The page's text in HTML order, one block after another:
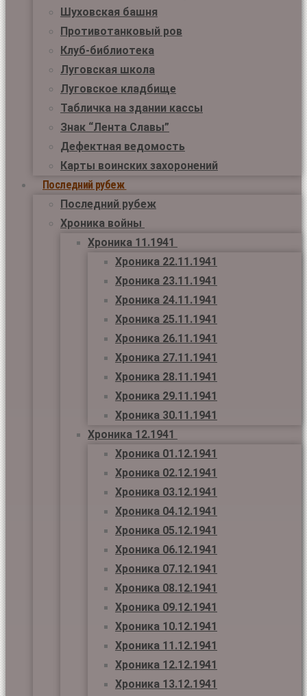
Шуховская башня
Противотанковый ров
Клуб-библиотека
Луговская школа
Луговское кладбище
Табличка на здании кассы
Знак “Лента Славы”
Дефектная ведомость
Карты воинских захоронений
Последний рубеж
Последний рубеж
Хроника войны
Хроника 11.1941
Хроника 22.11.1941
Хроника 23.11.1941
Хроника 24.11.1941
Хроника 25.11.1941
Хроника 26.11.1941
Хроника 27.11.1941
Хроника 28.11.1941
Хроника 29.11.1941
Хроника 30.11.1941
Хроника 12.1941
Хроника 01.12.1941
Хроника 02.12.1941
Хроника 03.12.1941
Хроника 04.12.1941
Хроника 05.12.1941
Хроника 06.12.1941
Хроника 07.12.1941
Хроника 08.12.1941
Хроника 09.12.1941
Хроника 10.12.1941
Хроника 11.12.1941
Хроника 12.12.1941
Хроника 13.12.1941